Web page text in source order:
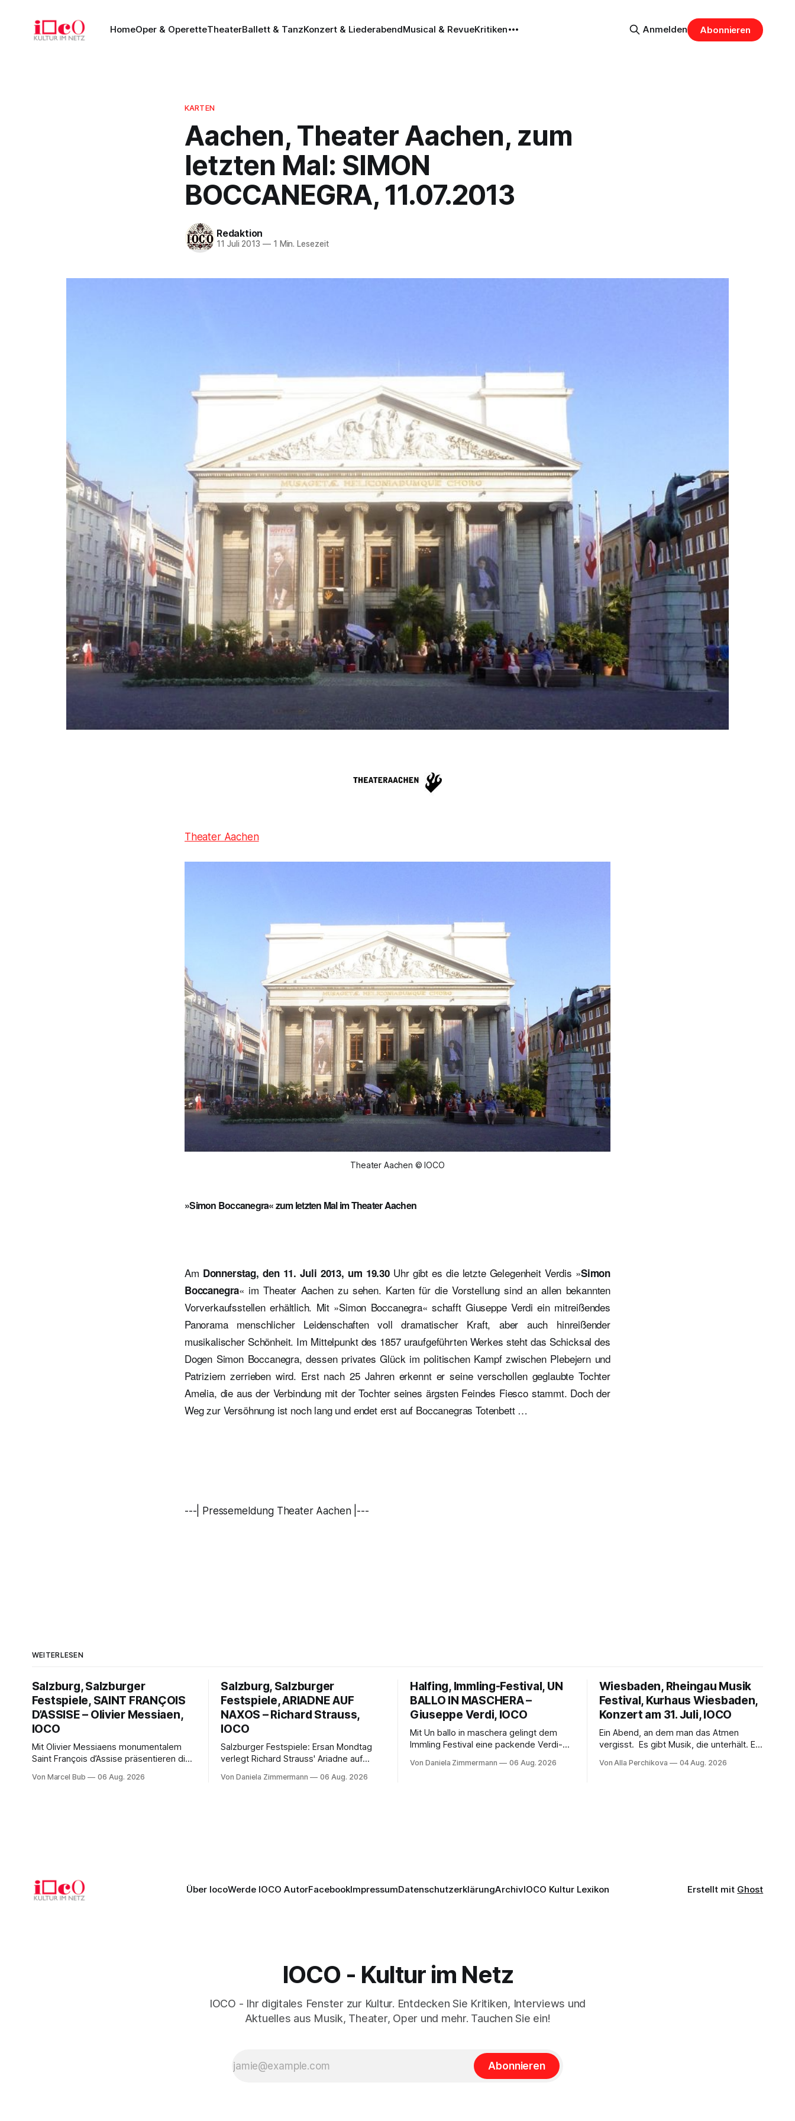
HomeOper & OperetteTheaterBallett & TanzKonzert & LiederabendMusical & RevueKritiken Anmelden Abonnieren
KARTEN
Aachen, Theater Aachen, zum
letzten Mal: SIMON
BOCCANEGRA, 11.07.2013
Redaktion
11 Juli 2013 —1 Min. Lesezeit
Theater Aachen
Theater Aachen © IOCO
»Simon Boccanegra« zum letzten Mal im Theater Aachen
Am Donnerstag, den 11. Juli 2013, um 19.30Uhr gibt es die letzte Gelegenheit Verdis »Simon
Boccanegra« im Theater Aachen zu sehen. Karten für die Vorstellung sind an allen bekannten
Vorverkaufsstellen erhältlich. Mit »Simon Boccanegra« schafft Giuseppe Verdi ein mitreißendes
Panorama menschlicher Leidenschaften voll dramatischer Kraft, aber auch hinreißender
musikalischer Schönheit. Im Mittelpunkt des 1857 uraufgeführten Werkes steht das Schicksal des
Dogen Simon Boccanegra, dessen privates Glück im politischen Kampf zwischen Plebejern und
Patriziern zerrieben wird. Erst nach 25 Jahren erkennt er seine verschollen geglaubte Tochter
Amelia, die aus der Verbindung mit der Tochter seines ärgsten Feindes Fiesco stammt. Doch der
Weg zur Versöhnung ist noch lang und endet erst auf Boccanegras Totenbett …
---| Pressemeldung Theater Aachen |---
WEITERLESEN
Salzburg, Salzburger
Festspiele, SAINT FRANÇOIS
D’ASSISE – Olivier Messiaen,
IOCO
Mit Olivier Messiaens monumentalem
Saint François d’Assise präsentieren die
außergewöhnlichen Opernabend.
Von Marcel Bub 06 Aug. 2026
Salzburg, Salzburger
Festspiele, ARIADNE AUF
NAXOS – Richard Strauss,
IOCO
Salzburger Festspiele: Ersan Mondtag
verlegt Richard Strauss' Ariadne auf
Science-Fiction mit Opernklassik.
Von Daniela Zimmermann 06 Aug. 2026
Halfing, Immling-Festival, UN
BALLO IN MASCHERA –
Giuseppe Verdi, IOCO
Mit Un ballo in maschera gelingt dem
Immling Festival eine packende Verdi-
Wirklichkeit. Verena von Kerssenbrock
Von Daniela Zimmermann 06 Aug. 2026
Wiesbaden, Rheingau Musik
Festival, Kurhaus Wiesbaden,
Konzert am 31. Juli, IOCO
Ein Abend, an dem man das Atmen
vergisst. Es gibt Musik, die unterhält. Es
Musik, nach der man minutenlang kein
Von Alla Perchikova 04 Aug. 2026
Über IocoWerde IOCO AutorFacebookImpressumDatenschutzerklärungArchivIOCO Kultur Lexikon Erstellt mit Ghost
IOCO - Kultur im Netz
IOCO - Ihr digitales Fenster zur Kultur. Entdecken Sie Kritiken, Interviews und
Aktuelles aus Musik, Theater, Oper und mehr. Tauchen Sie ein!
Abonnieren